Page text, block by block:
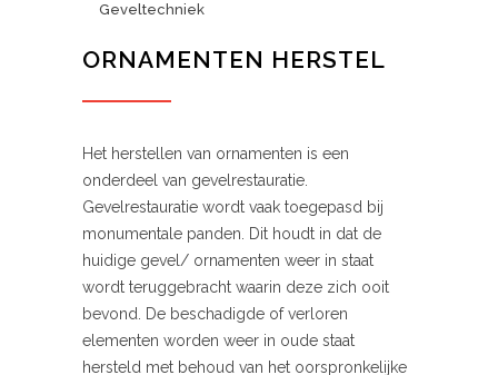
Geveltechniek
ORNAMENTEN HERSTEL
Het herstellen van ornamenten is een
onderdeel van gevelrestauratie.
Gevelrestauratie wordt vaak toegepasd bij
monumentale panden. Dit houdt in dat de
huidige gevel/ ornamenten weer in staat
wordt teruggebracht waarin deze zich ooit
bevond. De beschadigde of verloren
elementen worden weer in oude staat
hersteld met behoud van het oorspronkelijke